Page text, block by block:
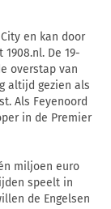
en kan door
De 19-
overstap van
altijd gezien als
Als Feyenoord
in de Premier
miljoen euro
speelt in
de Engelsen